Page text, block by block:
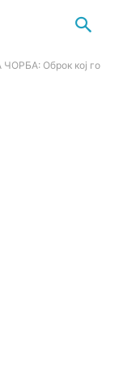
Оброк кој го